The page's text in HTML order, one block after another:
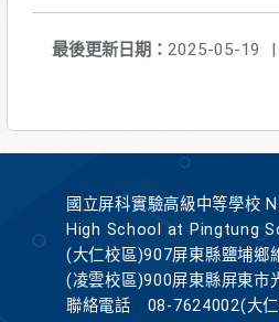
最後更新日期： 2025-05-19
|
國立屏科實驗高級中等學校
High School at Pingtung
(大仁校區)907屏東縣鹽埔鄉
(凌雲校區)900屏東縣屏東市
聯絡電話
08-7624002(大